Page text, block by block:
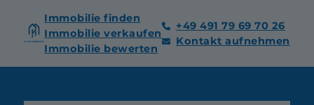
Immobilie finden
Immobilie verkaufen
Immobilie bewerten
+49 491 79 69 70 26
Kontakt aufnehmen